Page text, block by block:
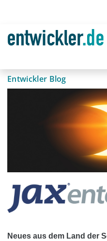
Entwickler Blog
Neues aus dem Land der